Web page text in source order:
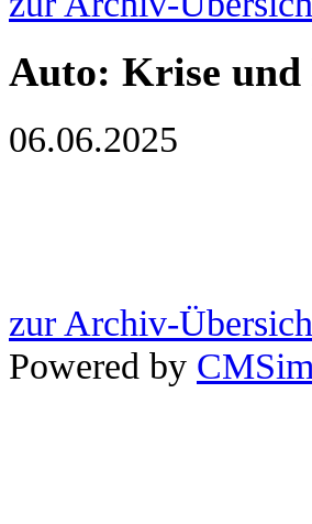
Auto: Krise und
06.06.2025
zur Archiv-
Powered by